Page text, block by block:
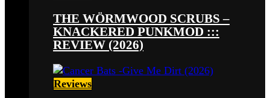
THE WÖRMWOOD SCRUBS –
KNACKERED PUNKMOD :::
REVIEW (2026)
Reviews